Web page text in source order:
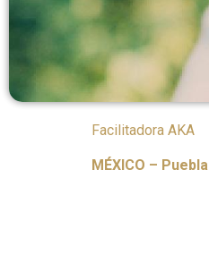
Facilitadora AKA
MÉXICO – Puebla